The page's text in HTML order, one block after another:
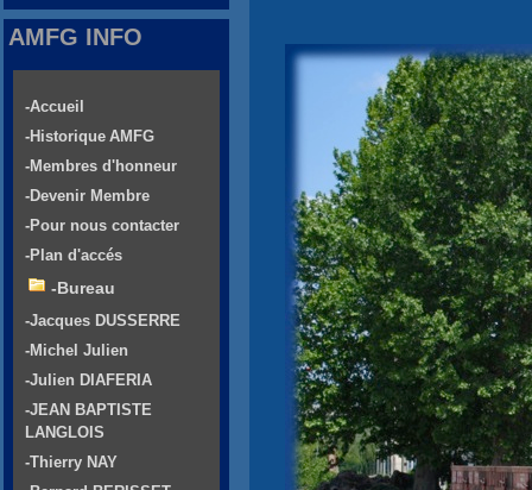
AMFG INFO
-Accueil
-Historique AMFG
-Membres d'honneur
-Devenir Membre
-Pour nous contacter
-Plan d'accés
-Bureau
-Jacques DUSSERRE
-Michel Julien
-Julien DIAFERIA
-JEAN BAPTISTE
LANGLOIS
-Thierry NAY